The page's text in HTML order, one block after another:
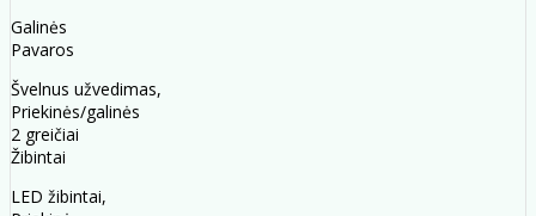
Galinės
Pavaros
Švelnus užvedimas,
Priekinės/galinės
2 greičiai
Žibintai
LED žibintai,